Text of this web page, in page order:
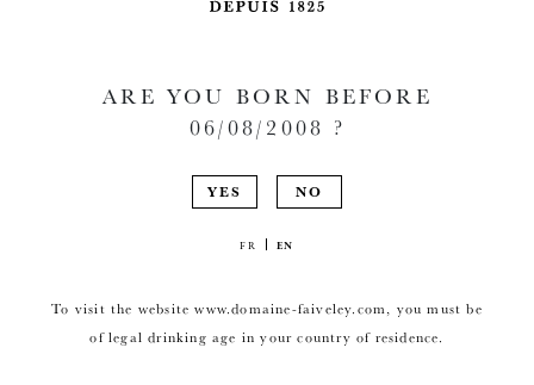
ARE YOU BORN BEFORE
06/08/2008 ?
YES NO
FR EN
To visit the website www.domaine-faiveley.com, you must be
of legal drinking age in your country of residence.